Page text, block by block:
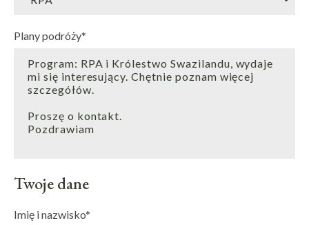
Plany podróży*
Twoje dane
Imię i nazwisko*